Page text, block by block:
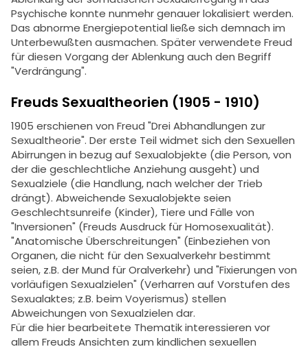
Psychische konnte nunmehr genauer lokalisiert werden.
Das abnorme Energiepotential ließe sich demnach im
Unterbewußten ausmachen. Später verwendete Freud
für diesen Vorgang der Ablenkung auch den Begriff
"Verdrängung".
Freuds Sexualtheorien (1905 - 1910)
1905 erschienen von Freud "Drei Abhandlungen zur
Sexualtheorie". Der erste Teil widmet sich den Sexuellen
Abirrungen in bezug auf Sexualobjekte (die Person, von
der die geschlechtliche Anziehung ausgeht) und
Sexualziele (die Handlung, nach welcher der Trieb
drängt). Abweichende Sexualobjekte seien
Geschlechtsunreife (Kinder), Tiere und Fälle von
"Inversionen" (Freuds Ausdruck für Homosexualität).
"Anatomische Überschreitungen" (Einbeziehen von
Organen, die nicht für den Sexualverkehr bestimmt
seien, z.B. der Mund für Oralverkehr) und "Fixierungen von
vorläufigen Sexualzielen" (Verharren auf Vorstufen des
Sexualaktes; z.B. beim Voyerismus) stellen
Abweichungen von Sexualzielen dar.
Für die hier bearbeitete Thematik interessieren vor
allem Freuds Ansichten zum kindlichen sexuellen